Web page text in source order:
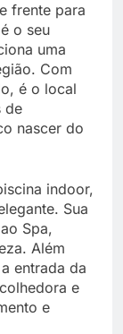
frente para
o seu
uma
Com
é o local
de
nascer do
indoor,
Sua
Spa,
Além
entrada da
e
e